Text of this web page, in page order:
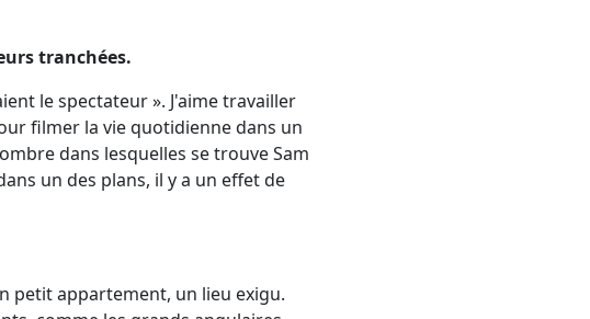
tranchées.
le spectateur ». J'aime travailler
filmer la vie quotidienne dans un
dans lesquelles se trouve Sam
un des plans, il y a un effet de
petit appartement, un lieu exigu.